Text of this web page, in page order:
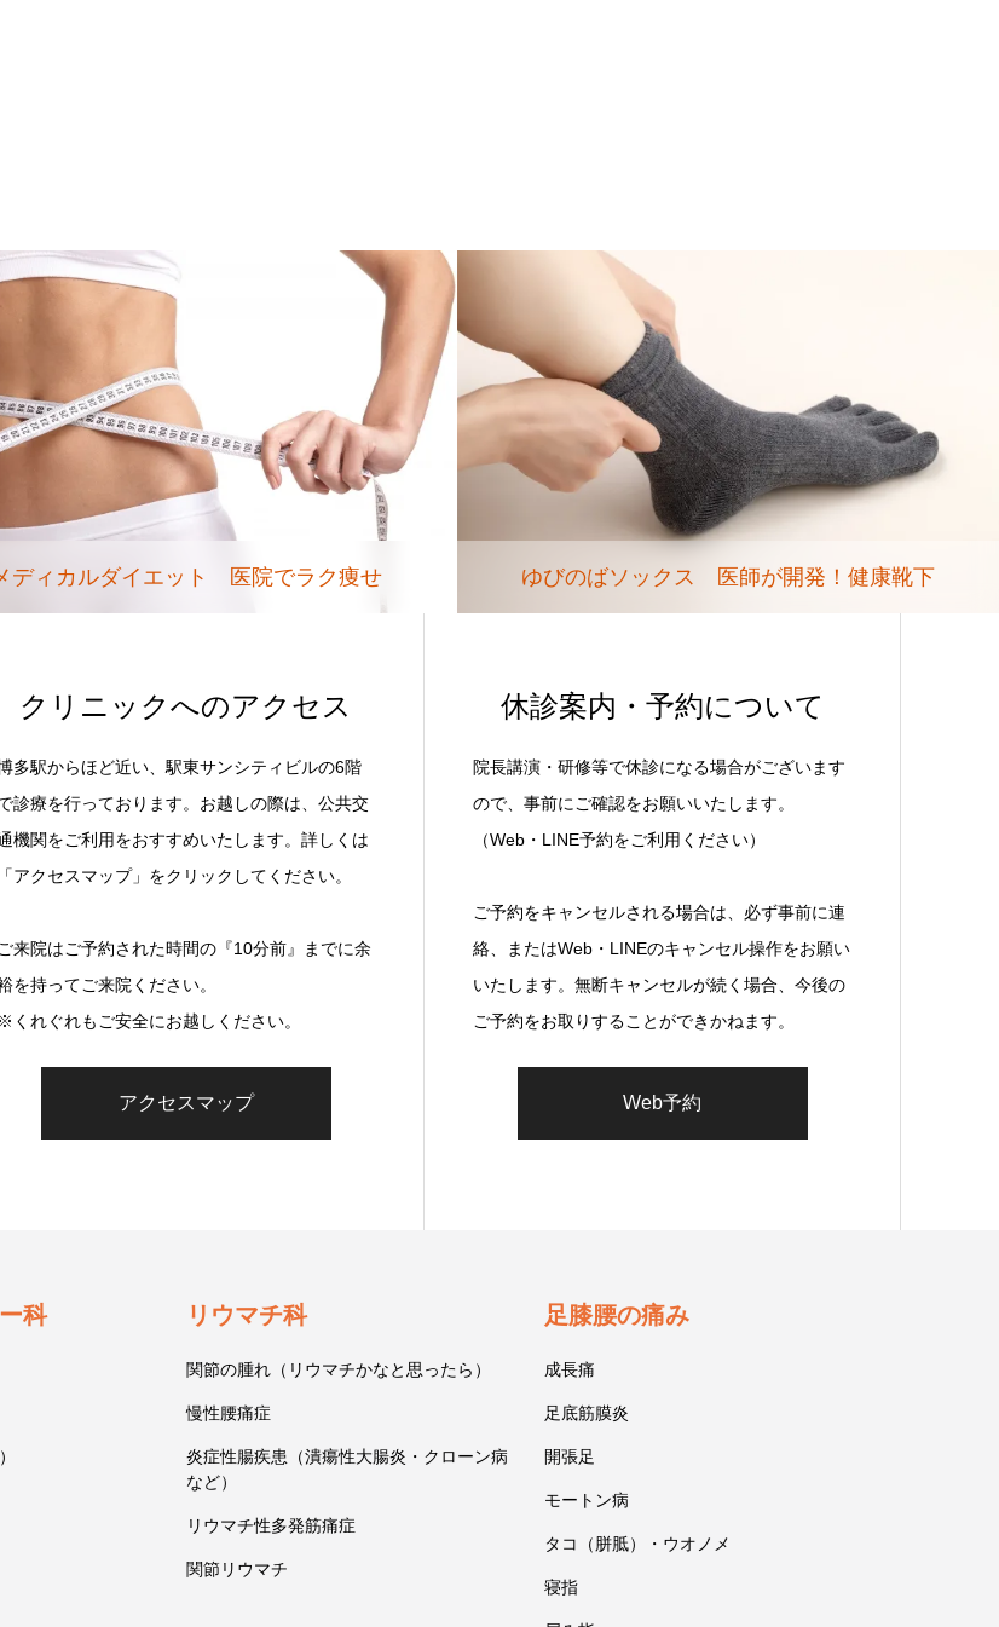
ディカルダイエット 医院でラク痩せ ゆびのばソックス 医師が開発！健康靴下
クリニックへのアクセス
多駅からほど近い、駅東サンシティビルの6階
診療を行っております。お越しの際は、公共交
機関をご利用をおすすめいたします。詳しくは
「アクセスマップ」をクリックしてください。
ご来院はご予約された時間の『10分前』までに余
を持ってご来院ください。
※くれぐれもご安全にお越しください。
アクセスマップ
休診案内・予約について
院長講演・研修等で休診になる場合がございます
ので、事前にご確認をお願いいたします。
（Web・LINE予約をご利用ください）
ご予約をキャンセルされる場合は、必ず事前に連
絡、またはWeb・LINEのキャンセル操作をお願い
いたします。無断キャンセルが続く場合、今後の
ご予約をお取りすることができかねます。
Web予約
科 リウマチ科
関節の腫れ（リウマチかなと思ったら）
慢性腰痛症
炎症性腸疾患（潰瘍性大腸炎・クローン病
など）
リウマチ性多発筋痛症
関節リウマチ
足膝腰の痛み
成長痛
足底筋膜炎
開張足
モートン病
タコ（胼胝）・ウオノメ
寝指